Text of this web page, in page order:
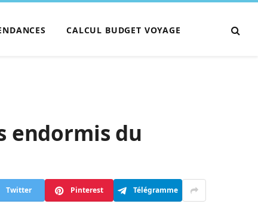
CALCUL BUDGET VOYAGE
endormis du
Twitter Pinterest Télégramme